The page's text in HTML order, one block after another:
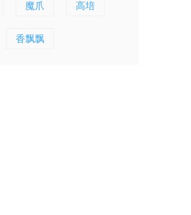
魔爪 高培
香飘飘